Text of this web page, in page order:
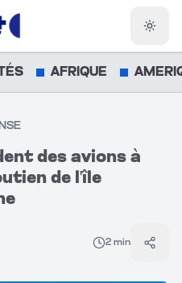
AFRIQUE
des avions à
de l'île
2 min